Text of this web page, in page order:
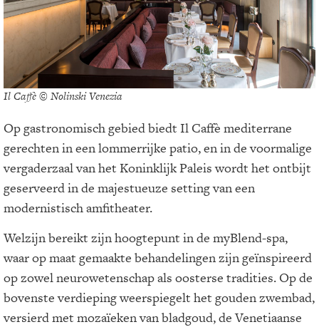
Il Caffè © Nolinski Venezia
Op gastronomisch gebied biedt Il Caffè mediterrane
gerechten in een lommerrijke patio, en in de voormalige
vergaderzaal van het Koninklijk Paleis wordt het ontbijt
geserveerd in de majestueuze setting van een
modernistisch amfitheater.
Welzijn bereikt zijn hoogtepunt in de myBlend-spa,
waar op maat gemaakte behandelingen zijn geïnspireerd
op zowel neurowetenschap als oosterse tradities. Op de
bovenste verdieping weerspiegelt het gouden zwembad,
versierd met mozaïeken van bladgoud, de Venetiaanse